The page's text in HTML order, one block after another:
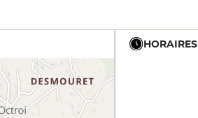
HORAIRES